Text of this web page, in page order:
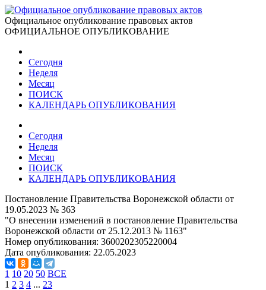
Официальное опубликование правовых актов
ОФИЦИАЛЬНОЕ ОПУБЛИКОВАНИЕ
Сегодня
Неделя
Месяц
ПОИСК
КАЛЕНДАРЬ ОПУБЛИКОВАНИЯ
Сегодня
Неделя
Месяц
ПОИСК
КАЛЕНДАРЬ ОПУБЛИКОВАНИЯ
Постановление Правительства Воронежской области от
19.05.2023 № 363
"О внесении изменений в постановление Правительства
Воронежской области от 25.12.2013 № 1163"
Номер опубликования: 3600202305220004
Дата опубликования: 22.05.2023
1 10 20 50 ВСЕ
1 2 3 4 ... 23